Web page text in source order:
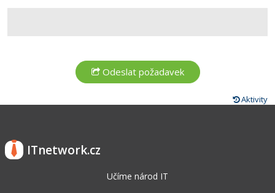
Aktivity
ITnetwork.cz
Učíme národ IT